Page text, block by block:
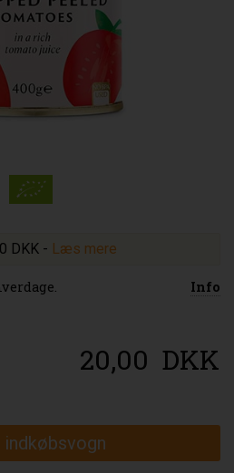
DKK - Læs mere
Info
20,00 DKK